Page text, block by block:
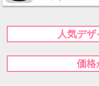
人気デ
価格